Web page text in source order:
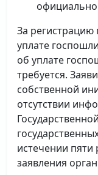
За регистрацию
уплате
об уплате
требуется.
собственной
отсутствии
истечении пяти
заявления